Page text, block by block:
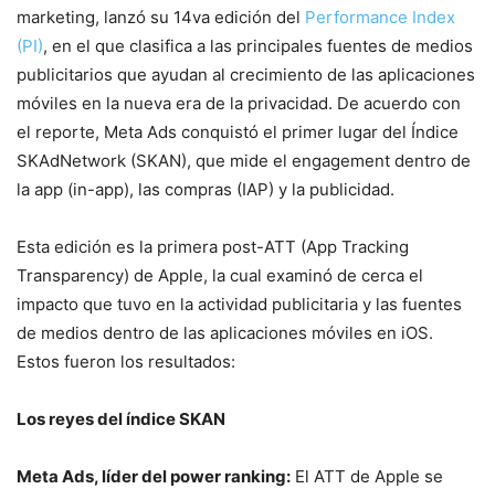
marketing, lanzó su 14va edición del Performance Index
(PI), en el que clasifica a las principales fuentes de medios
publicitarios que ayudan al crecimiento de las aplicaciones
móviles en la nueva era de la privacidad. De acuerdo con
el reporte, Meta Ads conquistó el primer lugar del Índice
SKAdNetwork (SKAN), que mide el engagement dentro de
la app (in-app), las compras (IAP) y la publicidad.
Esta edición es la primera post-ATT (App Tracking
Transparency) de Apple, la cual examinó de cerca el
impacto que tuvo en la actividad publicitaria y las fuentes
de medios dentro de las aplicaciones móviles en iOS.
Estos fueron los resultados:
Los reyes del índice SKAN
Meta Ads, líder del power ranking: El ATT de Apple se